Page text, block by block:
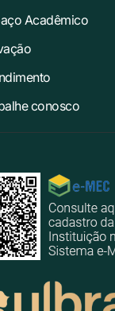
Acadêmico
conosco